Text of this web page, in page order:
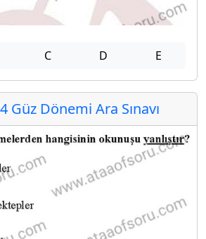
C D E
Güz Dönemi Ara Sınavı